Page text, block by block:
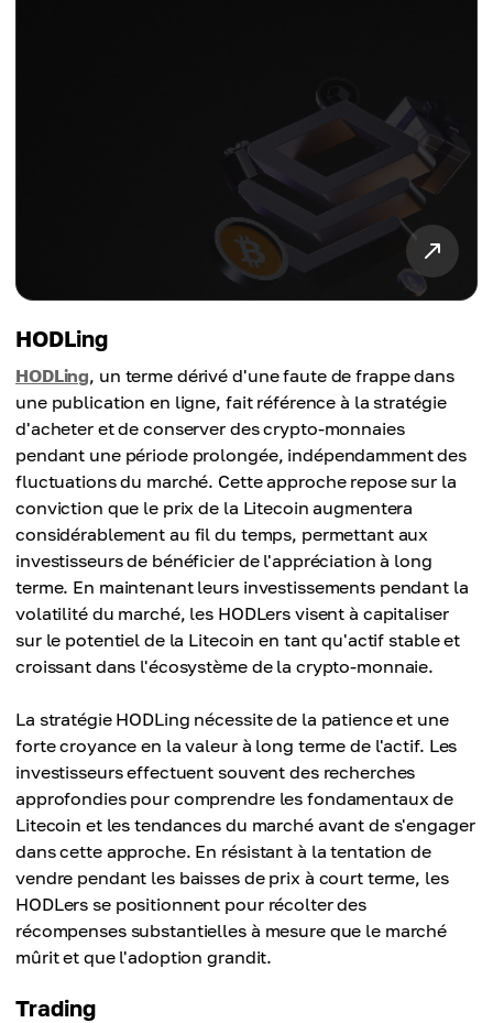
HODLing
HODLing, un terme dérivé d'une faute de frappe dans
une publication en ligne, fait référence à la stratégie
d'acheter et de conserver des crypto-monnaies
pendant une période prolongée, indépendamment des
fluctuations du marché. Cette approche repose sur la
conviction que le prix de la Litecoin augmentera
considérablement au fil du temps, permettant aux
investisseurs de bénéficier de l'appréciation à long
terme. En maintenant leurs investissements pendant la
volatilité du marché, les HODLers visent à capitaliser
sur le potentiel de la Litecoin en tant qu'actif stable et
croissant dans l'écosystème de la crypto-monnaie.
La stratégie HODLing nécessite de la patience et une
forte croyance en la valeur à long terme de l'actif. Les
investisseurs effectuent souvent des recherches
approfondies pour comprendre les fondamentaux de
Litecoin et les tendances du marché avant de s'engager
dans cette approche. En résistant à la tentation de
vendre pendant les baisses de prix à court terme, les
HODLers se positionnent pour récolter des
récompenses substantielles à mesure que le marché
mûrit et que l'adoption grandit.
Trading